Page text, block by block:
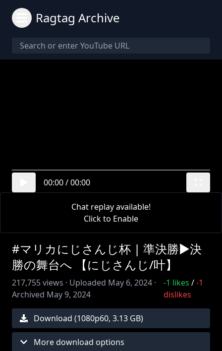
Ragtag Archive
00:00/00:00
Chat replay available!
Click to Enable
#マリカにじさんじ杯 | 準決勝▶決
勝の舞台へ 【にじさんじ/叶】
217,755views · Uploaded May 6, 2024 ·
Archived May 9, 2024
-1 likes /-1
dislikes
Download (1080p60, 3.13 GB)
More download options